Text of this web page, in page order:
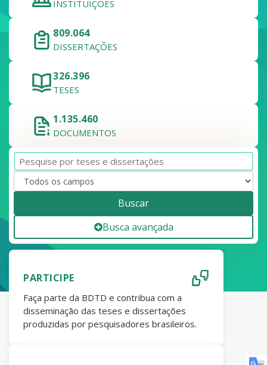
INSTITUIÇÕES
809.064
DISSERTAÇÕES
326.396
TESES
1.135.460
DOCUMENTOS
Buscar
Busca avançada
PARTICIPE
Faça parte da BDTD e contribua com a
disseminação das teses e dissertações
produzidas por pesquisadores brasileiros.